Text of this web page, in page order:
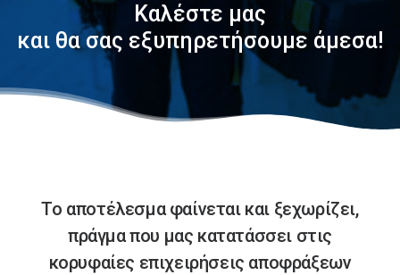
Καλέστε μας
και θα σας εξυπηρετήσουμε άμεσα!
Το αποτέλεσμα φαίνεται και ξεχωρίζει,
πράγμα που μας κατατάσσει στις
κορυφαίες επιχειρήσεις αποφράξεων